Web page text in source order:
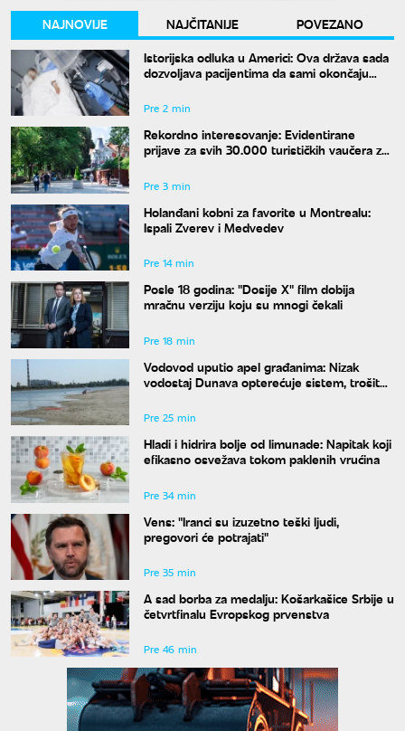
NAJNOVIJE NAJČITANIJE
POVEZANO
Istorijska odluka u Americi: Ova država sada
dozvoljava pacijentima da sami okončaju
Pre 2 min
Rekordno interesovanje: Evidentirane
prijave za svih 30.000 turističkih vaučera za
Pre 3 min
Holanđani kobni za favorite u Montrealu:
Ispali Zverev i Medvedev
Pre 14 min
Posle 18 godina: "Dosije X" film dobija
mračnu verziju koju su mnogi čekali
Pre 18 min
Vodovod uputio apel građanima: Nizak
vodostaj Dunava opterećuje sistem, trošite
Pre 25 min
Hladi i hidrira bolje od limunade: Napitak koji
efikasno osvežava tokom paklenih vrućina
Pre 34 min
Vens: "Iranci su izuzetno teški ljudi,
pregovori će potrajati"
Pre 35 min
A sad borba za medalju: Košarkašice Srbije u
četvrtfinalu Evropskog prvenstva
Pre 46 min